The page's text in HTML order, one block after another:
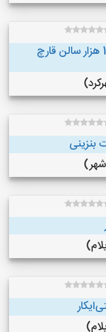
جت هیتر فن گلخانه بخاری 110 هزار سالن قارچ